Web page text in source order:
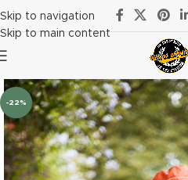
Skip to navigation
Skip to main content
-22%